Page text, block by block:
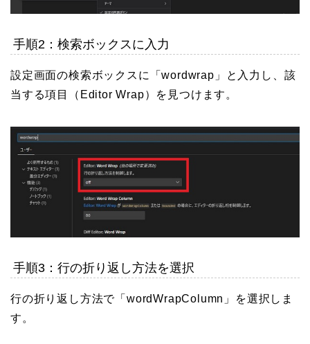
手順2：検索ボックスに入力
設定画面の検索ボックスに「wordwrap」と入力し、該
当する項目（Editor Wrap）を見つけます。
手順3：行の折り返し方法を選択
行の折り返し方法で「wordWrapColumn」を選択しま
す。